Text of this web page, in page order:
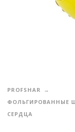
PROFSHAR
ФОЛЬГИРОВАННЫЕ
СЕРДЦА